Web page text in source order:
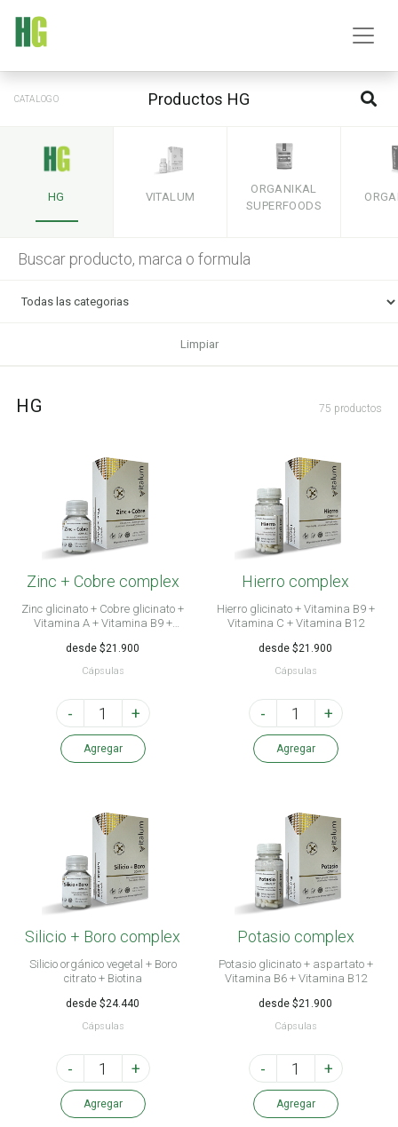
CATALOGO Productos HG
HG VITALUM
ORGANIKAL
SUPERFOODS
Limpiar
HG 75 productos
Zinc + Cobre complex
Zinc glicinato + Cobre glicinato +
Vitamina A + Vitamina B9 +
desde $21.900
Cápsulas
- +
Agregar
Hierro complex
Hierro glicinato + Vitamina B9 +
Vitamina C + Vitamina B12
desde $21.900
Cápsulas
- +
Agregar
Silicio + Boro complex
Silicio orgánico vegetal + Boro
citrato + Biotina
desde $24.440
Cápsulas
- +
Agregar
Potasio complex
Potasio glicinato + aspartato +
Vitamina B6 + Vitamina B12
desde $21.900
Cápsulas
- +
Agregar